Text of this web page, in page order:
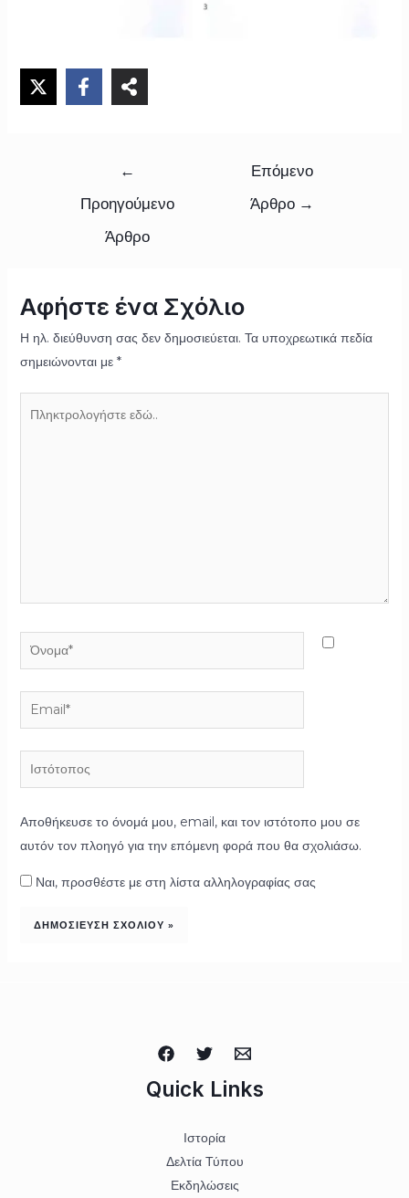
←
Προηγούμενο
Άρθρο
Επόμενο
Άρθρο →
Αφήστε ένα Σχόλιο
Η ηλ. διεύθυνση σας δεν δημοσιεύεται. Τα υποχρεωτικά πεδία
σημειώνονται με *
Όνομα*
Email*
Ιστότοπος
Αποθήκευσε το όνομά μου, email, και τον ιστότοπο μου σε
αυτόν τον πλοηγό για την επόμενη φορά που θα σχολιάσω.
Ναι, προσθέστε με στη λίστα αλληλογραφίας σας
Quick Links
Ιστορία
Δελτία Τύπου
Εκδηλώσεις